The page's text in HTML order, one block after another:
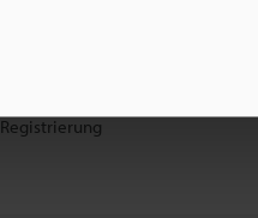
Zugriff auf unsere Online